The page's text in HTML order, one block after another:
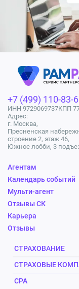
+7 (499) 110-83-
ИНН 9729069737КПП
Адрес:
г. Москва,
Пресненская
строение 2, этаж 46,
Южное лобби, 3
Агентам
Календарь событий
Мульти-агент
Отзывы СК
Карьера
Отзывы
СТРАХОВАНИЕ
СТРАХОВЫЕ
CPA